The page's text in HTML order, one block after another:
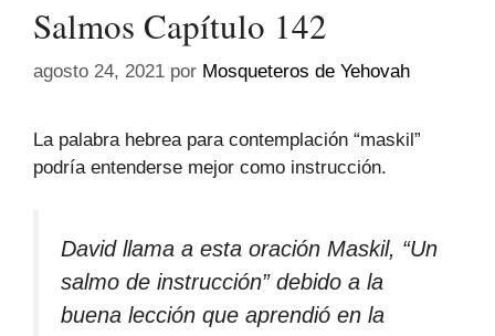
Salmos Capítulo 142
agosto 24, 2021 por Mosqueteros de Yehovah
La palabra hebrea para contemplación “maskil”
podría entenderse mejor como instrucción.
David llama a esta oración Maskil, “Un
salmo de instrucción” debido a la
buena lección que aprendió en la